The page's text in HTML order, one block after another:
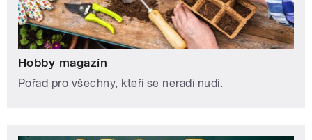
Hobby magazín
Pořad pro všechny, kteří se neradi nudí.